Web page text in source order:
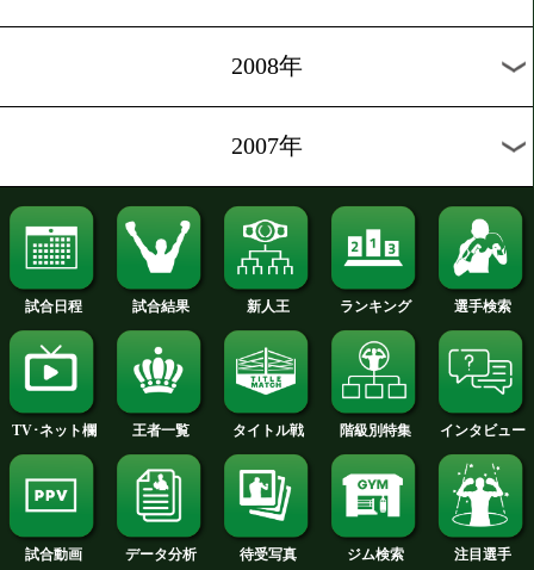
2017年
2015年
2014年
2013年
2012年